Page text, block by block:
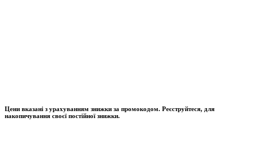
Цени вказані з урахуванням знижки за промокодом. Реєструйтеся, для
накопичування своєї постійної знижки.